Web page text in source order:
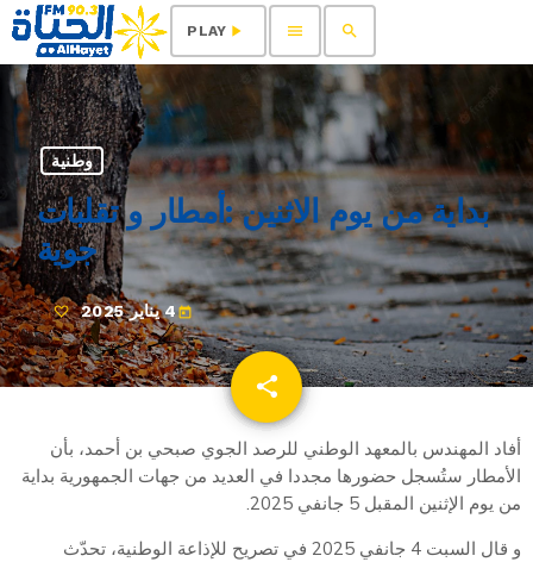
search
menu
play_arrow
PLAY
وطنية
بداية من يوم الاثنين :أمطار و تقلبات
جوية
today4 يناير 2025
share
email
أفاد المهندس بالمعهد الوطني للرصد الجوي صبحي بن أحمد، بأن
الأمطار ستُسجل حضورها مجددا في العديد من جهات الجمهورية بداية
من يوم الإثنين المقبل 5 جانفي 2025.
و قال السبت 4 جانفي 2025 في تصريح للإذاعة الوطنية، تحدّث